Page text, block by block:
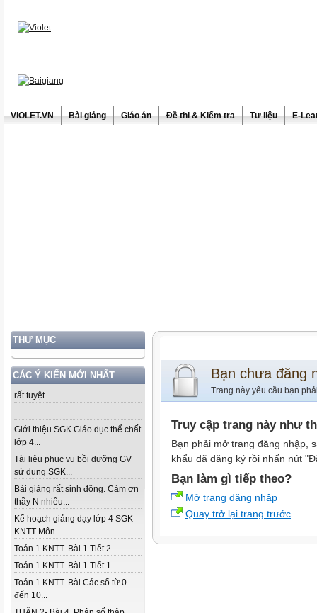
ViOLET.VN Bài giảng Giáo án Đề thi & Kiểm tra Tư liệu E-
THƯ MỤC
CÁC Ý KIẾN MỚI NHẤT
rất tuyệt...
...
Giới thiệu SGK Giáo dục thể chất
lớp 4...
Tài liệu phục vụ bồi dưỡng GV
sử dụng SGK...
Bài giảng rất sinh động. Cảm ơn
thầy N nhiều...
Kế hoạch giảng dạy lớp 4 SGK -
KNTT Môn...
Toán 1 KNTT. Bài 1 Tiết 2....
Toán 1 KNTT. Bài 1 Tiết 1....
Toán 1 KNTT. Bài Các số từ 0
đến 10...
Bạn chưa đăng
Trang này yêu cầu bạn
Truy cập trang này như
Bạn phải mở trang đăng nhập,
khẩu đã đăng ký rồi nhấn nút
Bạn làm gì tiếp theo?
Mở trang đăng nhập
Quay trở lại trang trước